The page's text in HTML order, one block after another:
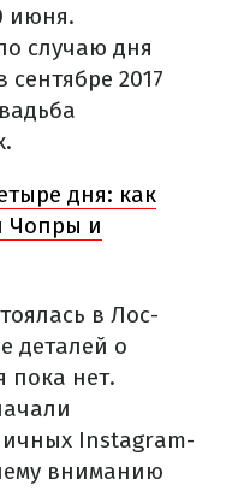
июня.
случаю дня
2017
дня: как
Чопры и
в Лос-
деталей о
пока нет.
Instagram-
вниманию